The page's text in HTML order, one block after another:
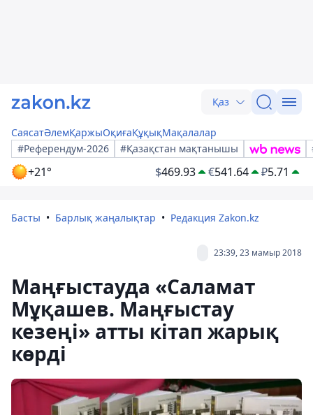
Қаз
СаясатӘлемҚаржыОқиғаҚұқықМақалалар
#Референдум-2026
#Қазақстан мақтанышы
+21° $469.93 €541.64 ₽5.71
Басты Барлық жаңалықтар Редакция Zakon.kz
23:39, 23 мамыр 2018
Маңғыстауда «Саламат
Мұқашев. Маңғыстау
кезеңі» атты кітап жарық
көрді